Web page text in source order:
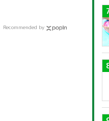
Recommended by